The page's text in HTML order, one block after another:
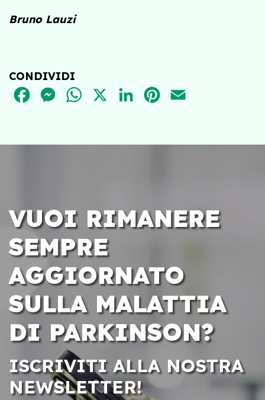
Bruno Lauzi
CONDIVIDI
FACEBOOKMESSENGER
WHATSAPPLINKEDINPINTEREST
VUOI RIMANERE
SEMPRE
AGGIORNATO
SULLA MALATTIA
DI PARKINSON?
ISCRIVITI ALLA NOSTRA
NEWSLETTER!